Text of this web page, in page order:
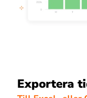
Exportera